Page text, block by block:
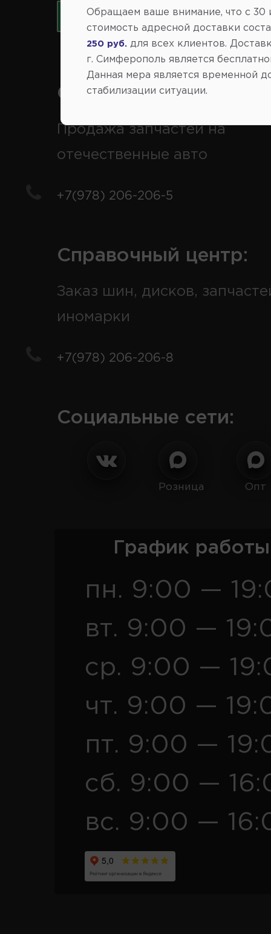
Справочный центр:
Продажа запчастей на
отечественные авто
+7(978) 206-206-5
Справочный центр:
Заказ шин, дисков,
иномарки
+7(978) 206-206-8
Социальные сети:
Розница Опт
График
пн. 9:00 —
вт. 9:00 —
ср. 9:00 —
чт. 9:00 —
пт. 9:00 —
сб. 9:00 —
вс. 9:00 —
Обращаем ваше внимание, что c 30
стоимость адресной доставки
250 руб.
для всех клиентов.
г. Симферополь является
Данная мера является временной
стабилизации ситуации.